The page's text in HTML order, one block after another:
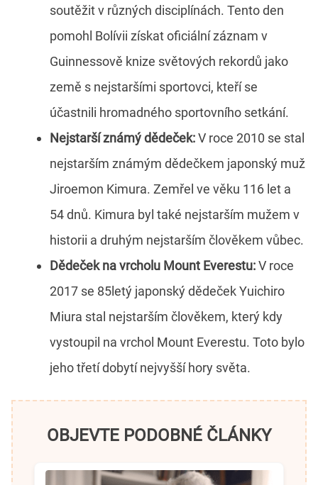
soutěžit v různých disciplínách. Tento den
pomohl Bolívii získat oficiální záznam v
Guinnessově knize světových rekordů jako
země s nejstaršími sportovci, kteří se
účastnili hromadného sportovního setkání.
Nejstarší známý dědeček:V roce 2010 se stal
nejstarším známým dědečkem japonský muž
Jiroemon Kimura. Zemřel ve věku 116 let a
54 dnů. Kimura byl také nejstarším mužem v
historii a druhým nejstarším člověkem vůbec.
Dědeček na vrcholu Mount Everestu:V roce
2017 se 85letý japonský dědeček Yuichiro
Miura stal nejstarším člověkem, který kdy
vystoupil na vrchol Mount Everestu. Toto bylo
jeho třetí dobytí nejvyšší hory světa.
OBJEVTE PODOBNÉ ČLÁNKY